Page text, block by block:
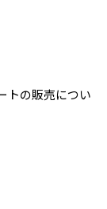
トの販売につい